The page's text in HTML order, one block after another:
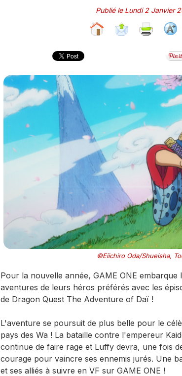
Publié le Lundi 2 Janvier
©Eiichiro Oda/Shueisha,
Pour la nouvelle année, GAME ONE embarque
aventures de leurs héros préférés avec les
de Dragon Quest The Adventure of Daï !
L'aventure se poursuit de plus belle pour le
pays des Wa ! La bataille contre l'empereur
continue de faire rage et Luffy devra, une fois
courage pour vaincre ses ennemis jurés. Une
et ses alliés à suivre en VF sur GAME ONE !